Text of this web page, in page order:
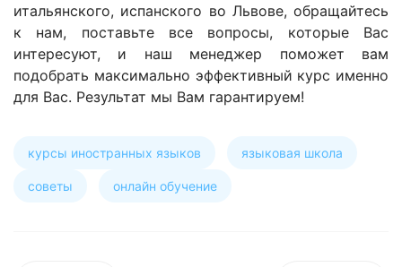
итальянского, испанского во Львове, обращайтесь
к нам, поставьте все вопросы, которые Вас
интересуют, и наш менеджер поможет вам
подобрать максимально эффективный курс именно
для Вас. Результат мы Вам гарантируем!
курсы иностранных языков языковая школа
советы онлайн обучение